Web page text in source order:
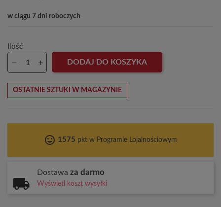
w ciągu 7 dni roboczych
Ilość
DODAJ DO KOSZYKA
OSTATNIE SZTUKI W MAGAZYNIE
tag_faces 1575 pkt w Programie Lojalnościowym
Dostawa za darmo
Wyświetl koszt wysyłki